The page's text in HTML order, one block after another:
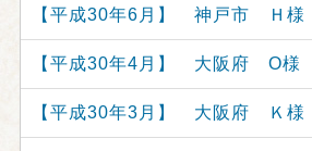
【平成30年6月】 神戸市 Ｈ様
【平成30年4月】 大阪府 O様
【平成30年3月】 大阪府 Ｋ様